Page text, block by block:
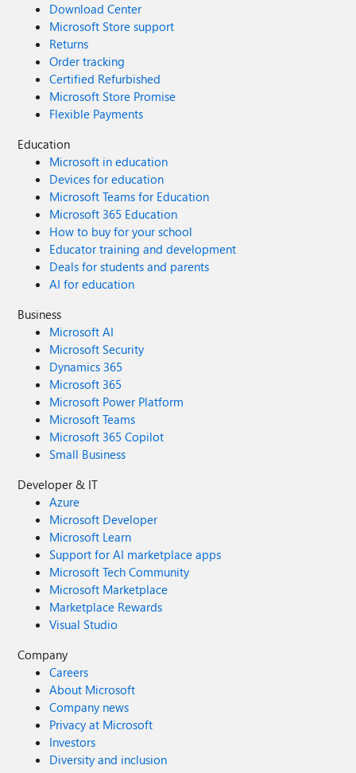
Download Center
Microsoft Store support
Returns
Order tracking
Certified Refurbished
Microsoft Store Promise
Flexible Payments
Education
Microsoft in education
Devices for education
Microsoft Teams for Education
Microsoft 365 Education
How to buy for your school
Educator training and development
Deals for students and parents
AI for education
Business
Microsoft AI
Microsoft Security
Dynamics 365
Microsoft 365
Microsoft Power Platform
Microsoft Teams
Microsoft 365 Copilot
Small Business
Developer & IT
Azure
Microsoft Developer
Microsoft Learn
Support for AI marketplace apps
Microsoft Tech Community
Microsoft Marketplace
Marketplace Rewards
Visual Studio
Company
Careers
About Microsoft
Company news
Privacy at Microsoft
Investors
Diversity and inclusion